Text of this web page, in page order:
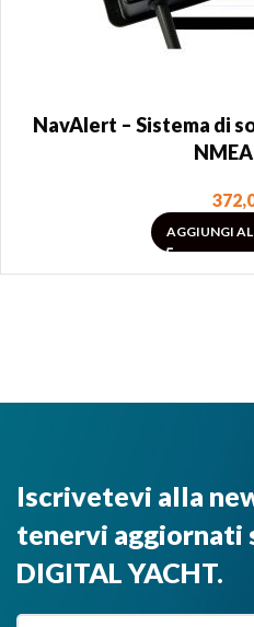
NavAlert – Sistema di
AGGIUNGI
Iscrivetevi alla
tenervi aggiornati
DIGITAL YACHT.